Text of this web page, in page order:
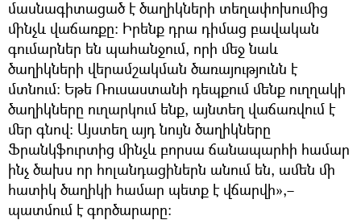
մասնագիտացած է ծաղիկների տեղափոխումից
մինչև վաճառքը։ Իրենք դրա դիմաց բավական
գումարներ են պահանջում, որի մեջ նաև
ծաղիկների վերամշակման ծառայությունն է
մտնում։ Եթե Ռուսաստանի դեպքում մենք ուղղակի
ծաղիկները ուղարկում ենք, այնտեղ վաճառվում է
մեր գնով։ Այստեղ այդ նույն ծաղիկները
Ֆրանկֆուրտից մինչև բորսա ճանապարհի համար
ինչ ծախս որ հոլանդացիներն անում են, ամեն մի
հատիկ ծաղիկի համար պետք է վճարվի»,–
պատմում է գործարարը։